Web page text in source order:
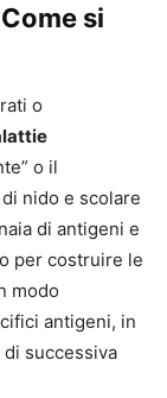
si
o
o il
nido e scolare
di antigeni e
per costruire le
modo
antigeni, in
successiva